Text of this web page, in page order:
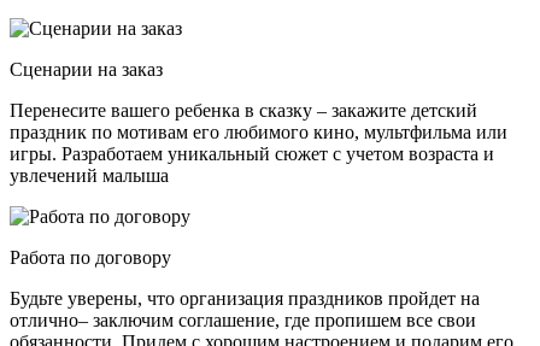
Сценарии на заказ
Перенесите вашего ребенка в сказку – закажите детский
праздник по мотивам его любимого кино, мультфильма или
игры. Разработаем уникальный сюжет с учетом возраста и
увлечений малыша
Работа по договору
Будьте уверены, что организация праздников пройдет на
отлично– заключим соглашение, где пропишем все свои